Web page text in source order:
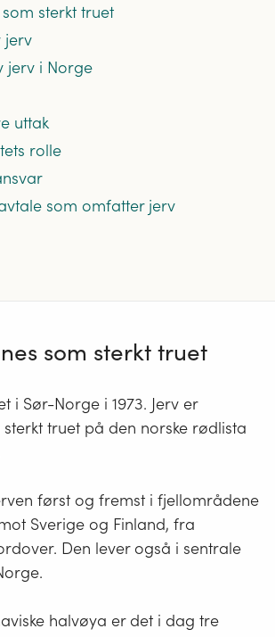
sterkt truet
jerv
jerv i Norge
uttak
rolle
som omfatter jerv
som sterkt truet
i Sør-Norge i 1973. Jerv er
sterkt truet på den norske rødlista
først og fremst i fjellområdene
Sverige og Finland, fra
Den lever også i sentrale
halvøya er det i dag tre